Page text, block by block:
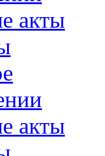
акты
акты